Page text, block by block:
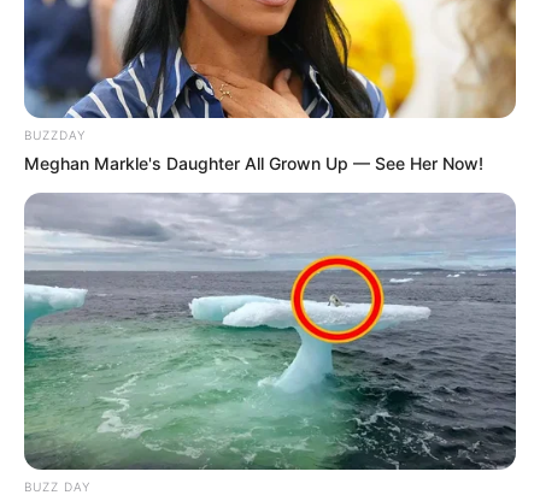
BUZZDAY
Meghan Markle's Daughter All Grown Up — See Her Now!
BUZZ DAY